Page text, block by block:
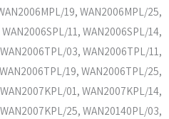
19, WAN2006MPL/25,
11, WAN2006SPL/14,
03, WAN2006TPL/11,
19, WAN2006TPL/25,
01, WAN2007KPL/14,
25, WAN20140PL/03,